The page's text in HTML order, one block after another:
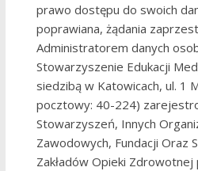
prawo dostępu do swoich
poprawiana, żądania
Administratorem danych
Stowarzyszenie Edukacji
siedzibą w Katowicach, ul. 1
pocztowy: 40-224)
Stowarzyszeń, Innych
Zawodowych, Fundacji Oraz
Zakładów Opieki Zdrowotnej